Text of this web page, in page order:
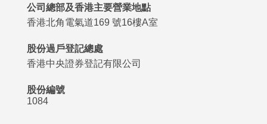
公司總部及香港主要營業地點
香港北角電氣道169 號16樓A室
股份過戶登記總處
香港中央證券登記有限公司
股份編號
1084